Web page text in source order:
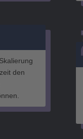
den